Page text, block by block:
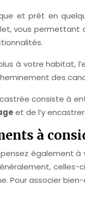
et prêt en
vous permettant
à votre habitat,
des
consiste à
et de l’y encastrer.
à
également à
celles-
Pour associer